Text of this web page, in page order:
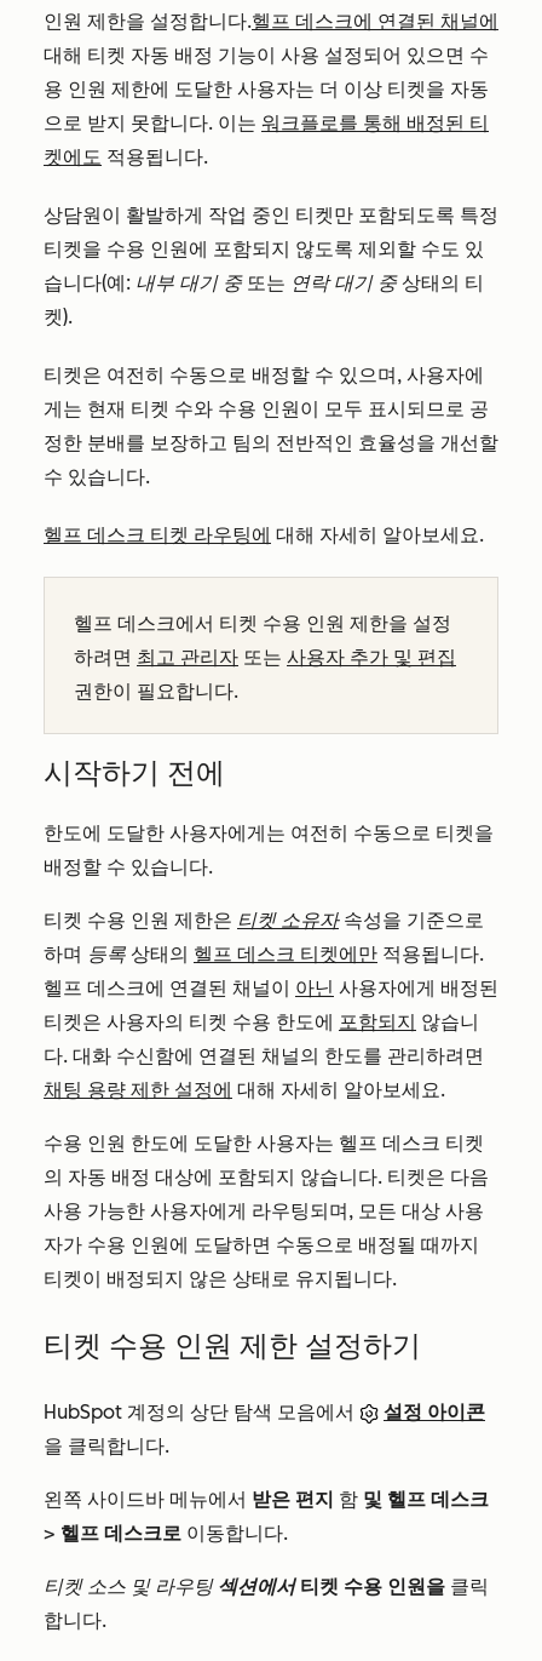
인원 제한을 설정합니다.헬프 데스크에 연결된 채널에
대해 티켓 자동 배정 기능이 사용 설정되어 있으면 수
용 인원 제한에 도달한 사용자는 더 이상 티켓을 자동
으로 받지 못합니다. 이는 워크플로를 통해 배정된 티
켓에도 적용됩니다.
상담원이 활발하게 작업 중인 티켓만 포함되도록 특정
티켓을 수용 인원에 포함되지 않도록 제외할 수도 있
습니다(예: 내부 대기 중또는 연락 대기 중상태의 티
켓).
티켓은 여전히 수동으로 배정할 수 있으며, 사용자에
게는 현재 티켓 수와 수용 인원이 모두 표시되므로 공
정한 분배를 보장하고 팀의 전반적인 효율성을 개선할
수 있습니다.
헬프 데스크 티켓 라우팅에 대해 자세히 알아보세요.
헬프 데스크에서 티켓 수용 인원 제한을 설정
하려면 최고 관리자 또는 사용자 추가 및 편집
권한이 필요합니다.
시작하기 전에
한도에 도달한 사용자에게는 여전히 수동으로 티켓을
배정할 수 있습니다.
티켓 수용 인원 제한은 티켓 소유자속성을 기준으로
하며 등록 상태의 헬프 데스크 티켓에만 적용됩니다.
헬프 데스크에 연결된 채널이 아닌 사용자에게 배정된
티켓은 사용자의 티켓 수용 한도에 포함되지 않습니
다. 대화 수신함에 연결된 채널의 한도를 관리하려면
채팅 용량 제한 설정에 대해 자세히 알아보세요.
수용 인원 한도에 도달한 사용자는 헬프 데스크 티켓
의 자동 배정 대상에 포함되지 않습니다. 티켓은 다음
사용 가능한 사용자에게 라우팅되며, 모든 대상 사용
자가 수용 인원에 도달하면 수동으로 배정될 때까지
티켓이 배정되지 않은 상태로 유지됩니다.
티켓 수용 인원 제한 설정하기
HubSpot 계정의 상단 탐색 모음에서
설정 아이콘
을 클릭합니다.
왼쪽 사이드바 메뉴에서 받은 편지 함 및 헬프 데스크
> 헬프 데스크로 이동합니다.
티켓 소스 및 라우팅 섹션에서 티켓 수용 인원을 클릭
합니다.